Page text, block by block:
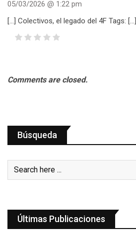
05/03/2026 @ 1:22 pm
[…] Colectivos, el legado del 4F Tags: […]
Comments are closed.
Búsqueda
Últimas Publicaciones